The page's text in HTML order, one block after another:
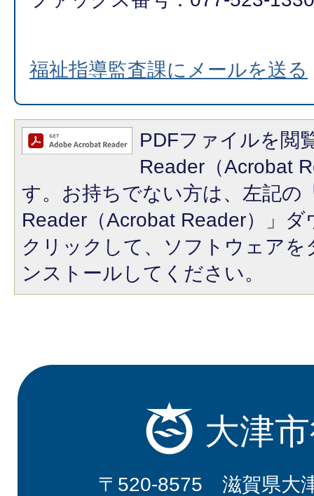
福祉指導監査課にメールを送る
PDFファイルを閲
Reader（Acrobat
す。お持ちでない方は、左記の
Reader（Acrobat Reader）」
クリックして、ソフトウェア
ンストールしてください。
大津
〒520-8575 滋賀県大